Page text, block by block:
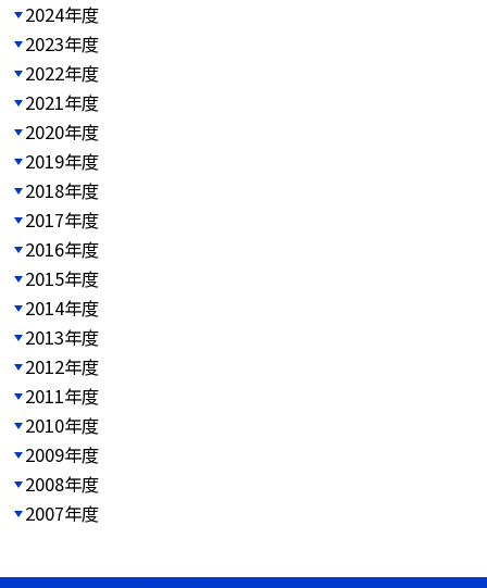
2024年度
2023年度
2022年度
2021年度
2020年度
2019年度
2018年度
2017年度
2016年度
2015年度
2014年度
2013年度
2012年度
2011年度
2010年度
2009年度
2008年度
2007年度